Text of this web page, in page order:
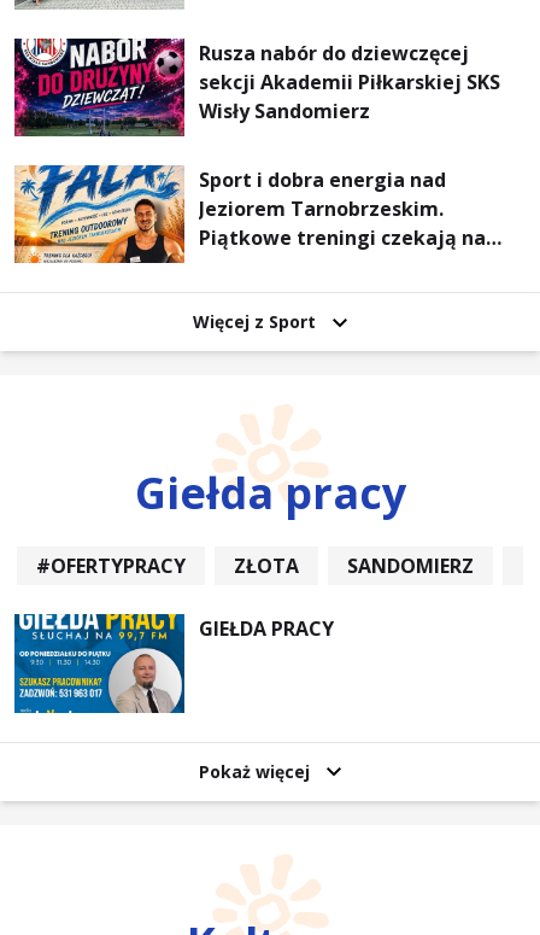
Rusza nabór do dziewczęcej
sekcji Akademii Piłkarskiej SKS
Wisły Sandomierz
Sport i dobra energia nad
Jeziorem Tarnobrzeskim.
Piątkowe treningi czekają na
Więcej z Sport
Giełda pracy
#OFERTYPRACY ZŁOTA SANDOMIERZ
GIEŁDA PRACY
Pokaż więcej